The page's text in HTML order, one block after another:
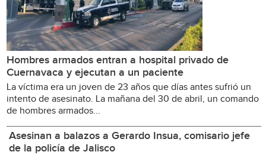
Hombres armados entran a hospital privado de
Cuernavaca y ejecutan a un paciente
La víctima era un joven de 23 años que días antes sufrió un
intento de asesinato. La mañana del 30 de abril, un comando
de hombres armados...
Asesinan a balazos a Gerardo Insua, comisario jefe
de la policía de Jalisco